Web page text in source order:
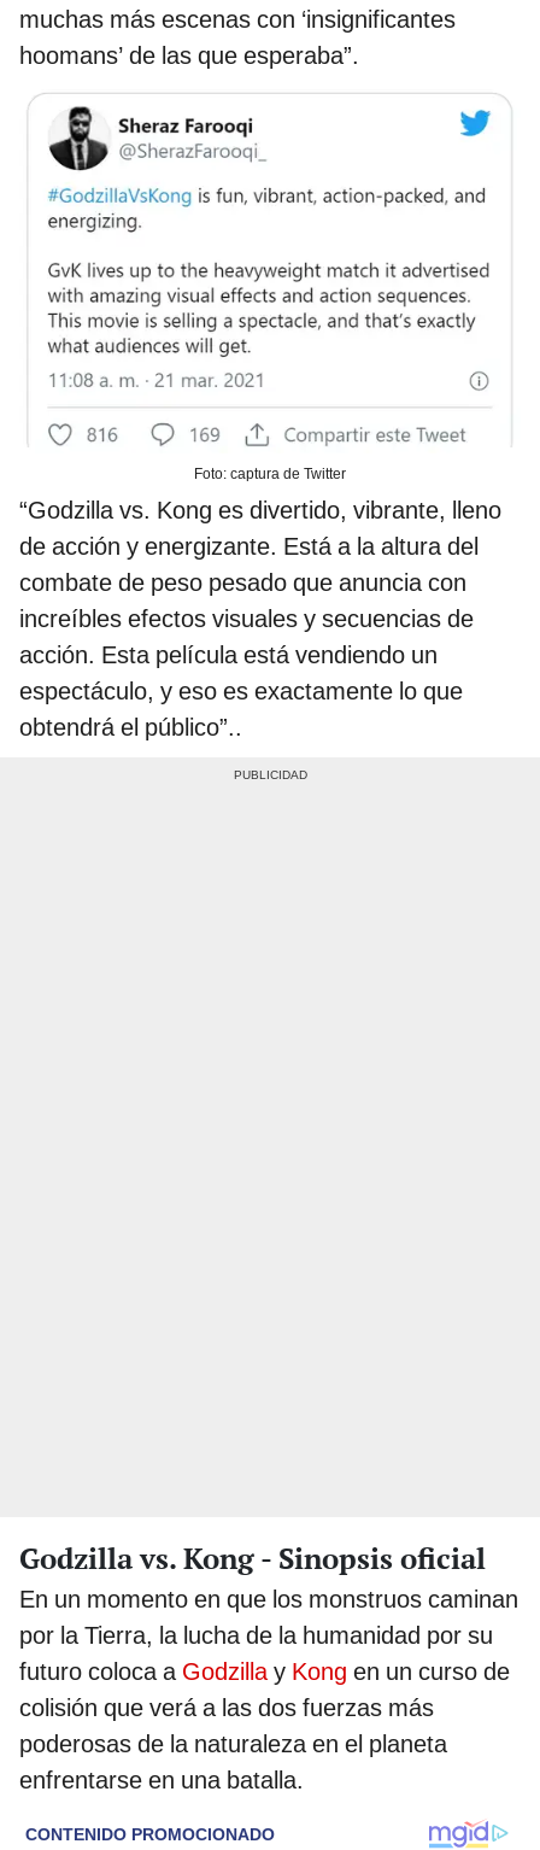
muchas más escenas con ‘insignificantes
hoomans’ de las que esperaba”.
Foto: captura de Twitter
“Godzilla vs. Kong es divertido, vibrante, lleno
de acción y energizante. Está a la altura del
combate de peso pesado que anuncia con
increíbles efectos visuales y secuencias de
acción. Esta película está vendiendo un
espectáculo, y eso es exactamente lo que
obtendrá el público”..
Godzilla vs. Kong - Sinopsis oficial
En un momento en que los monstruos caminan
por la Tierra, la lucha de la humanidad por su
futuro coloca a Godzilla y Kong en un curso de
colisión que verá a las dos fuerzas más
poderosas de la naturaleza en el planeta
enfrentarse en una batalla.